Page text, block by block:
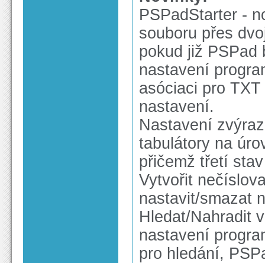
PSPadStarter -
souboru přes
pokud již
nastavení
asóciaci pro
nastavení.
Nastavení
tabulátory na
přičemž třetí
Vytvořit
nastavit/smazat
Hledat/Nahradit
nastavení
pro hledání,